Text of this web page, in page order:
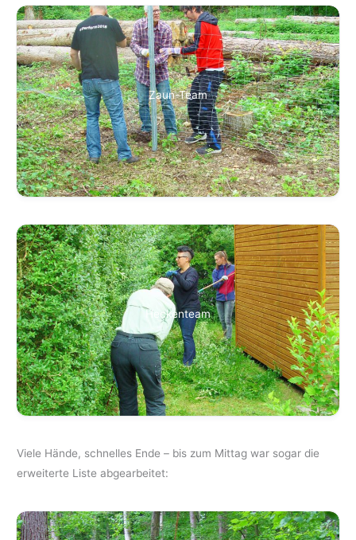
Zaun-Team
Heckenteam
Viele Hände, schnelles Ende – bis zum Mittag war sogar die
erweiterte Liste abgearbeitet: